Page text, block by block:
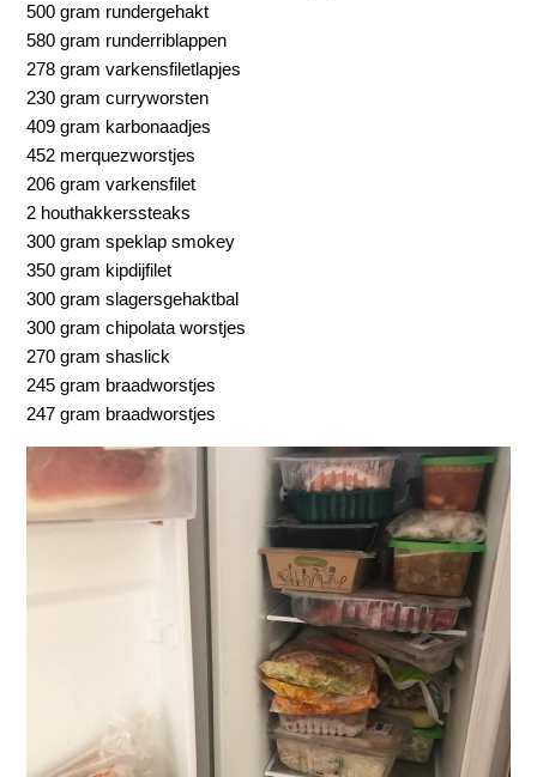
500 gram rundergehakt
580 gram runderriblappen
278 gram varkensfiletlapjes
230 gram curryworsten
409 gram karbonaadjes
452 merquezworstjes
206 gram varkensfilet
2 houthakkerssteaks
300 gram speklap smokey
350 gram kipdijfilet
300 gram slagersgehaktbal
300 gram chipolata worstjes
270 gram shaslick
245 gram braadworstjes
247 gram braadworstjes